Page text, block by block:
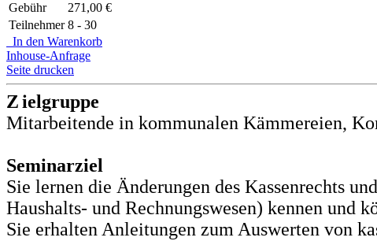
Gebühr
271,00 €
Teilnehmer 8 - 30
In den Warenkorb
Inhouse-Anfrage
Seite drucken
Zielgruppe
Mitarbeitende in kommunalen Kämmereien,
Seminarziel
Sie lernen die Änderungen des Kassenrechts
Haushalts- und Rechnungswesen) kennen und
Sie erhalten Anleitungen zum Auswerten von